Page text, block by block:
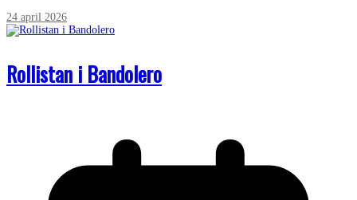
24 april 2026
Rollistan i Bandolero